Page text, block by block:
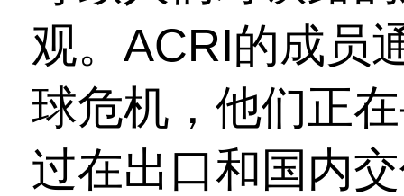
观。ACRI的成员
球危机，他们正
过在出口和国内